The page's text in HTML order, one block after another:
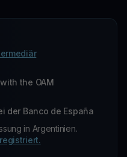
the OAM
der Banco de España
in Argentinien.